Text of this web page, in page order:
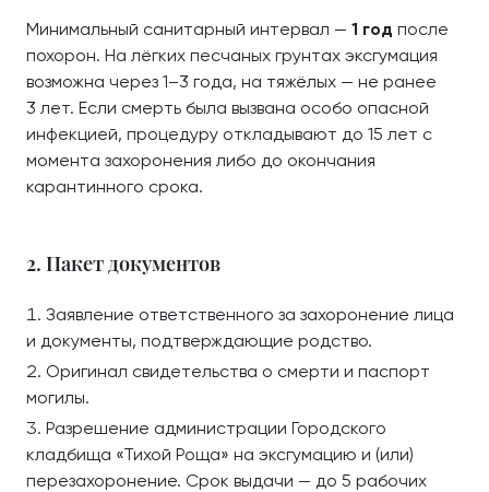
Минимальный санитарный интервал — 1 год после
похорон. На лёгких песчаных грунтах эксгумация
возможна через 1–3 года, на тяжёлых — не ранее
3 лет. Если смерть была вызвана особо опасной
инфекцией, процедуру откладывают до 15 лет с
момента захоронения либо до окончания
карантинного срока.
2. Пакет документов
Заявление ответственного за захоронение лица
и документы, подтверждающие родство.
Оригинал свидетельства о смерти и паспорт
могилы.
Разрешение администрации Городского
кладбища «Тихой Роща» на эксгумацию и (или)
перезахоронение. Срок выдачи — до 5 рабочих